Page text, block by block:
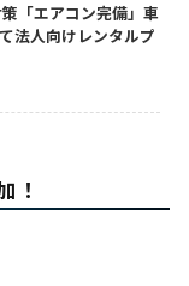
「エアコン完備」車
法人向けレンタルプ
！